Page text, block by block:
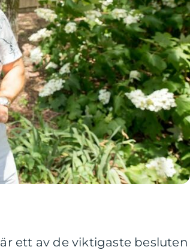
är ett av de viktigaste besluten